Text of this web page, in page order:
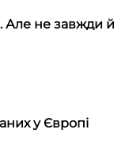
Але не завжди й
у Європі